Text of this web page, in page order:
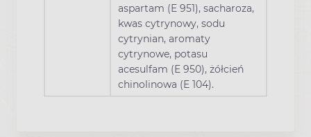
aspartam (E 951), sacharoza,
kwas cytrynowy, sodu
cytrynian, aromaty
cytrynowe, potasu
acesulfam (E 950), żółcień
chinolinowa (E 104).